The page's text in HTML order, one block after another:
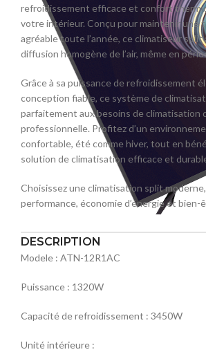
refroidissement efficace et confort
votre intérieur. Conçu pour maintenir une
agréable toute l’année, ce climatiseur split
diffusion homogène de l’air, même en
Grâce à sa puissance de refroidissement
conception fiable, ce système de
parfaitement aux besoins de climatisation
professionnelle. Profitez d’un
confortable, été comme hiver, tout en
solution de climatisation efficace et
Choisissez une climatisation split
performance, économie d’énergie et bien-
DESCRIPTION
Modele : ATN-12R1AC
Puissance : 1320W
Capacité de refroidissement : 3450W
Unité intérieure :